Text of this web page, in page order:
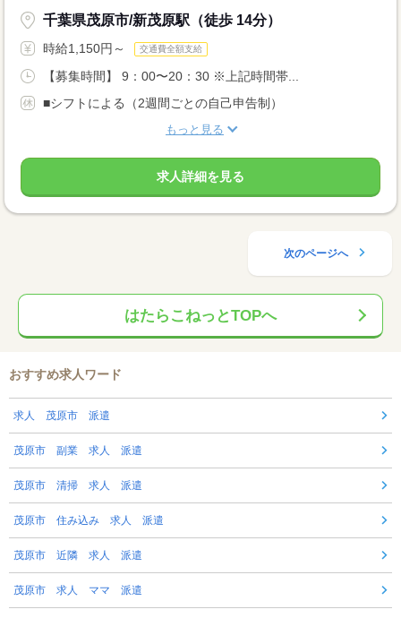
千葉県茂原市/新茂原駅（徒歩 14分）
時給1,150円～ 交通費全額支給
【募集時間】 9：00〜20：30 ※上記時間帯...
■シフトによる（2週間ごとの自己申告制）
もっと見る
求人詳細を見る
次のページへ
はたらこねっとTOPへ
おすすめ求人ワード
求人 茂原市 派遣
茂原市 副業 求人 派遣
茂原市 清掃 求人 派遣
茂原市 住み込み 求人 派遣
茂原市 近隣 求人 派遣
茂原市 求人 ママ 派遣